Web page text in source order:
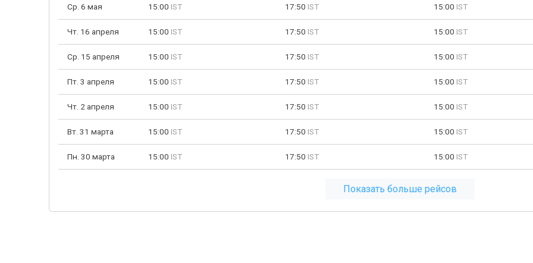
Ср. 6 мая 15:00 IST 17:50 IST 15:00 IST
Чт. 16 апреля 15:00 IST 17:50 IST 15:00 IST
Ср. 15 апреля 15:00 IST 17:50 IST 15:00 IST
Пт. 3 апреля 15:00 IST 17:50 IST 15:00 IST
Чт. 2 апреля 15:00 IST 17:50 IST 15:00 IST
Вт. 31 марта 15:00 IST 17:50 IST 15:00 IST
Пн. 30 марта 15:00 IST 17:50 IST 15:00 IST
Показать больше рейсов